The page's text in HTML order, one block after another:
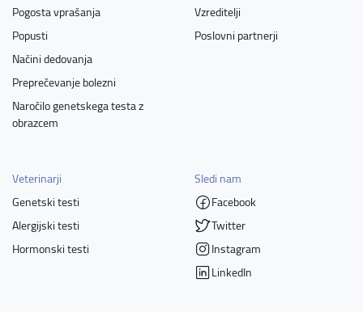
Pogosta vprašanja
Popusti
Načini dedovanja
Preprečevanje bolezni
Naročilo genetskega testa z
obrazcem
Vzreditelji
Poslovni partnerji
Veterinarji
Genetski testi
Alergijski testi
Hormonski testi
Sledi nam
Facebook
Twitter
Instagram
LinkedIn